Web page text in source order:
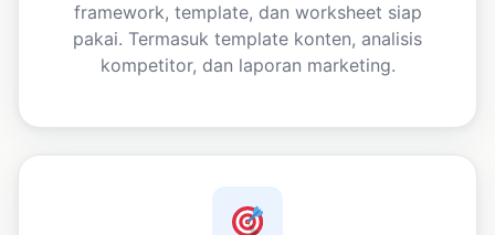
framework, template, dan worksheet siap
pakai. Termasuk template konten, analisis
kompetitor, dan laporan marketing.